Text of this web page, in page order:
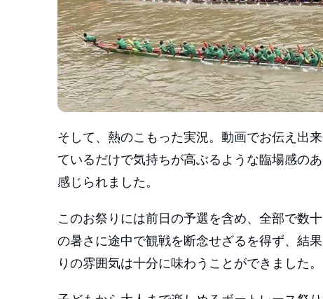
そして、熱のこもった実況。動画でお伝え出
ているだけで気持ちが高ぶるような臨場感の
感じられました。
このお祭りには前日の予選を含め、全部で数
の暑さに途中で観戦を断念せざるを得ず、結
りの雰囲気は十分に味わうことができました。